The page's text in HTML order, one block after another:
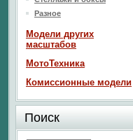
Разное
Модели других
масштабов
МотоТехника
Комиссионные модели
Поиск